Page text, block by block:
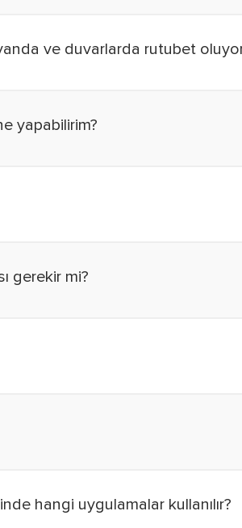
ve duvarlarda rutubet
yapabilirim?
gerekir mi?
hangi uygulamalar kullanılır?